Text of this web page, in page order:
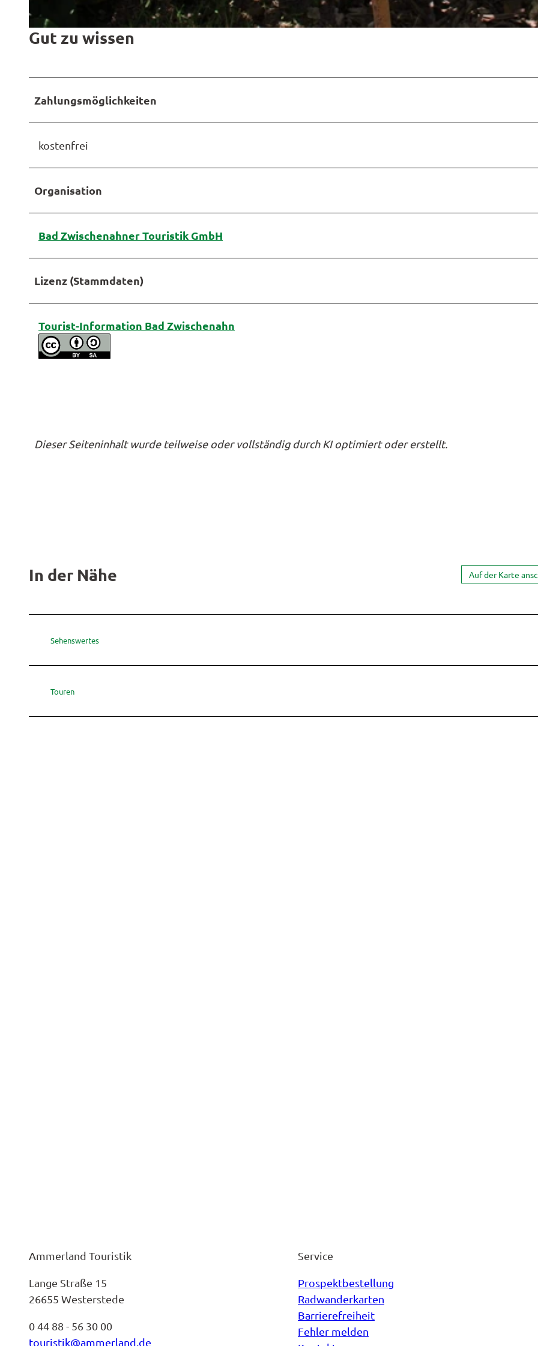
© Bad Zwischenahner Touristik GmbH |
Gut zu wissen
Zahlungsmöglichkeiten
kostenfrei
Organisation
Bad Zwischenahner Touristik GmbH
Lizenz (Stammdaten)
Tourist-Information Bad Zwischenahn
Dieser Seiteninhalt wurde teilweise oder vollständig durch KI optimiert oder erstellt.
In der Nähe Auf der Karte
Sehenswertes
Touren
Ammerland Touristik
Lange Straße 15
26655 Westerstede
0 44 88 - 56 30 00
touristik@ammerland.de
Service
Prospektbestellung
Radwanderkarten
Barrierefreiheit
Fehler melden